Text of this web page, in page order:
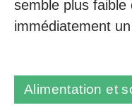
semble plus
immédiatement
Alimentation et